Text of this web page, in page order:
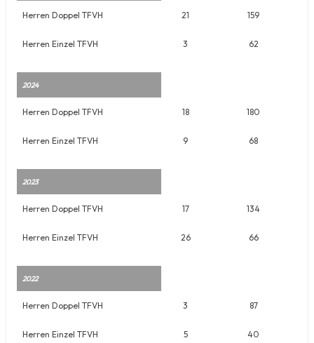
Herren Doppel TFVH 21 159
Herren Einzel TFVH 3 62
2024
Herren Doppel TFVH 18 180
Herren Einzel TFVH 9 68
2023
Herren Doppel TFVH 17 134
Herren Einzel TFVH 26 66
2022
Herren Doppel TFVH 3 87
Herren Einzel TFVH 5 40